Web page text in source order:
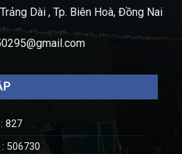
Dài , Tp. Biên Hoà, Đồng Nai
827
506730